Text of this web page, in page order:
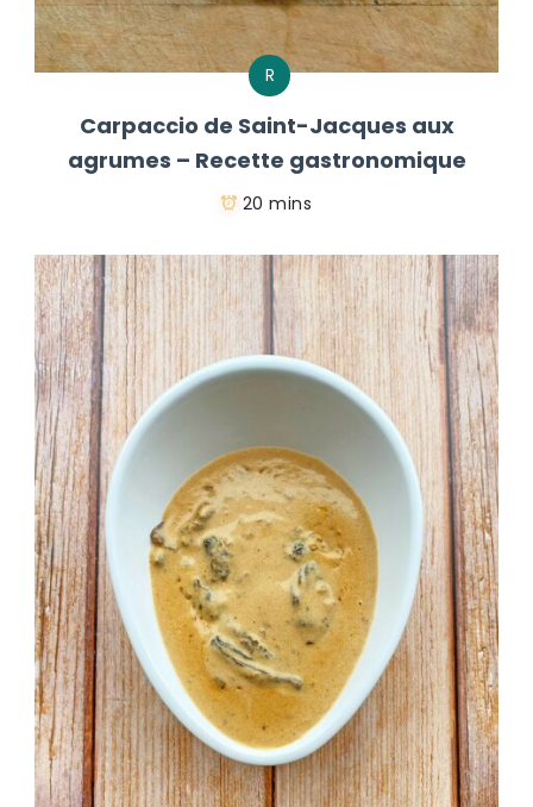
R
Carpaccio de Saint-Jacques aux
agrumes – Recette gastronomique
20 mins